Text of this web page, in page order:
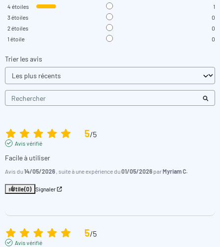
4 étoiles
1
3étoiles
0
2étoiles
0
1 étoile 0
Trier les avis
5/5
Avis vérifié
Facile à utiliser
Avis du14/05/2026 , suite à une expérience du01/05/2026 parMyriam C.
Utile(0) Signaler
5/5
Avis vérifié